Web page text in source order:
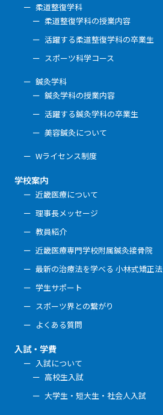
柔道整復学科
柔道整復学科の授業内容
活躍する柔道整復学科の卒業生
スポーツ科学コース
鍼灸学科
鍼灸学科の授業内容
活躍する鍼灸学科の卒業生
美容鍼灸について
Wライセンス制度
学校案内
近畿医療について
理事長メッセージ
教員紹介
近畿医療専門学校附属鍼灸接骨院
最新の治療法を学べる 小林式矯正法
学生サポート
スポーツ界との繋がり
よくある質問
入試・学費
入試について
高校生入試
大学生・短大生・社会人入試